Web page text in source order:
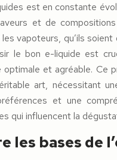
est en constante
et de
vapoteurs, qu’ils soient
le bon e-liquide est
optimale et agréable. Ce
art, nécessitant
et une
qui influencent la
les bases de